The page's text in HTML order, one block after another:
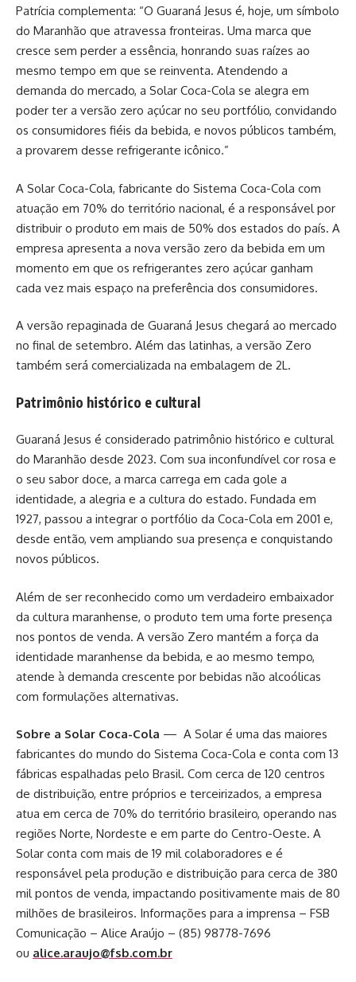
Patrícia complementa: “O Guaraná Jesus é, hoje, um símbolo
do Maranhão que atravessa fronteiras. Uma marca que
cresce sem perder a essência, honrando suas raízes ao
mesmo tempo em que se reinventa. Atendendo a
demanda do mercado, a Solar Coca-Cola se alegra em
poder ter a versão zero açúcar no seu portfólio, convidando
os consumidores fiéis da bebida, e novos públicos também,
a provarem desse refrigerante icônico.”
A Solar Coca-Cola, fabricante do Sistema Coca-Cola com
atuação em 70% do território nacional, é a responsável por
distribuir o produto em mais de 50% dos estados do país. A
empresa apresenta a nova versão zero da bebida em um
momento em que os refrigerantes zero açúcar ganham
cada vez mais espaço na preferência dos consumidores.
A versão repaginada de Guaraná Jesus chegará ao mercado
no final de setembro. Além das latinhas, a versão Zero
também será comercializada na embalagem de 2L.
Patrimônio histórico e cultural
Guaraná Jesus é considerado patrimônio histórico e cultural
do Maranhão desde 2023. Com sua inconfundível cor rosa e
o seu sabor doce, a marca carrega em cada gole a
identidade, a alegria e a cultura do estado. Fundada em
1927, passou a integrar o portfólio da Coca-Cola em 2001 e,
desde então, vem ampliando sua presença e conquistando
novos públicos.
Além de ser reconhecido como um verdadeiro embaixador
da cultura maranhense, o produto tem uma forte presença
nos pontos de venda. A versão Zero mantém a força da
identidade maranhense da bebida, e ao mesmo tempo,
atende à demanda crescente por bebidas não alcoólicas
com formulações alternativas.
Sobre a Solar Coca-Cola — A Solar é uma das maiores
fabricantes do mundo do Sistema Coca-Cola e conta com 13
fábricas espalhadas pelo Brasil. Com cerca de 120 centros
de distribuição, entre próprios e terceirizados, a empresa
atua em cerca de 70% do território brasileiro, operando nas
regiões Norte, Nordeste e em parte do Centro-Oeste. A
Solar conta com mais de 19 mil colaboradores e é
responsável pela produção e distribuição para cerca de 380
mil pontos de venda, impactando positivamente mais de 80
milhões de brasileiros. Informações para a imprensa – FSB
Comunicação – Alice Araújo – (85) 98778-7696
ou alice.araujo@fsb.com.br